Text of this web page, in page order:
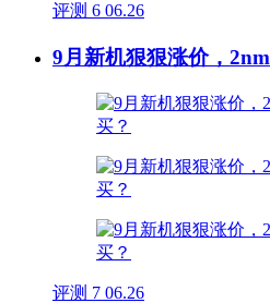
评测 6 06.26
9月新机狠狠涨价，
评测 7 06.26